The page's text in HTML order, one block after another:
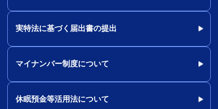
実特法に基づく届出書の提出
マイナンバー制度について
休眠預金等活用法について